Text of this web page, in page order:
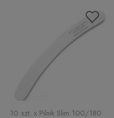
10 szt. x Pilnik Slim 100/180